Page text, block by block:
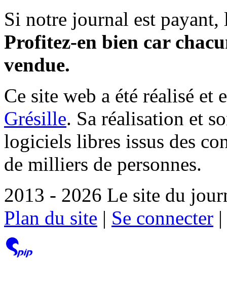
Si notre journal est payant,
Profitez-en bien car
vendue.
Ce site web a été réalisé et
Grésille. Sa réalisation et
logiciels libres issus des
de milliers de personnes.
2013 - 2026 Le site du
Plan du site | Se connecter |